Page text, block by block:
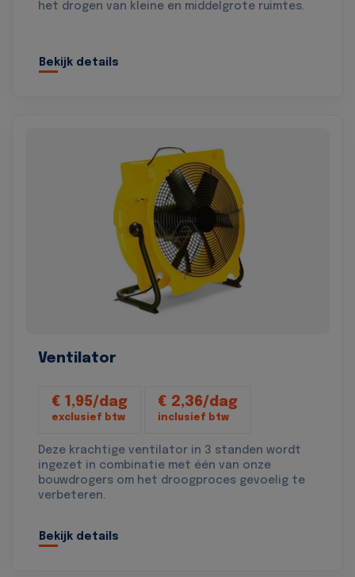
het drogen van kleine en middelgrote ruimtes.
Bekijk details
Ventilator
€ 1,95/dag
exclusief btw
€ 2,36/dag
inclusief btw
Deze krachtige ventilator in 3 standen wordt
ingezet in combinatie met één van onze
bouwdrogers om het droogproces gevoelig te
verbeteren.
Bekijk details